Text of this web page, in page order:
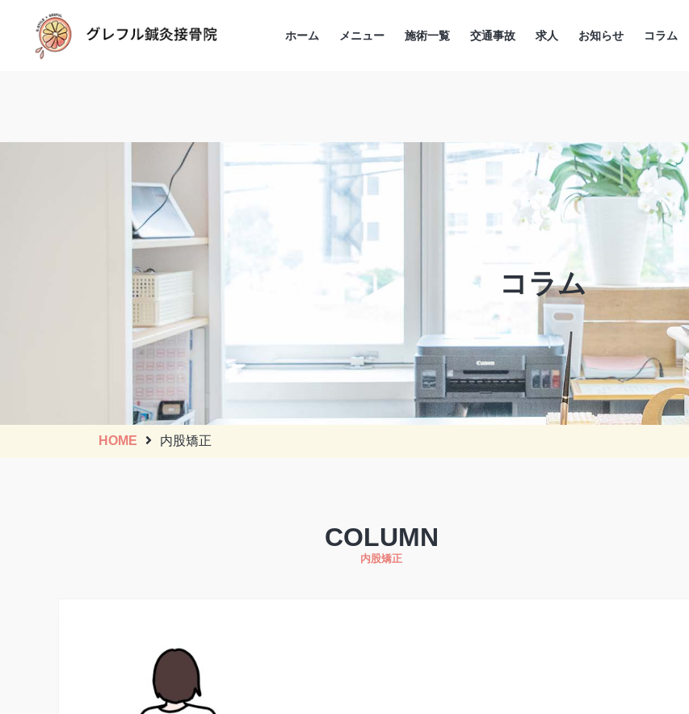
ホーム メニュー 施術一覧 交通事故 求人 お知らせ コラム
コラム
HOME 内股矯正
COLUMN
内股矯正